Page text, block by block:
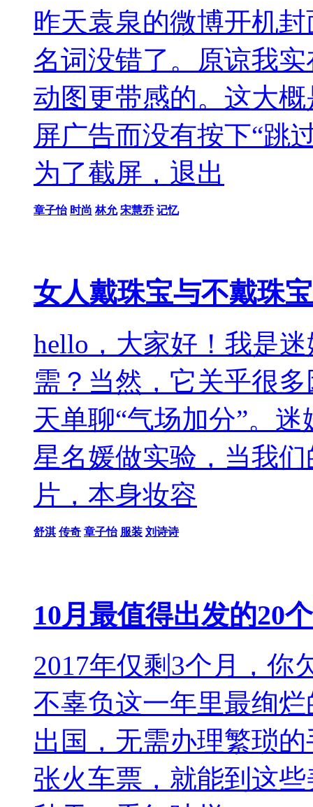
昨天袁泉的微博开机
名词没错了。原谅我
动图更带感的。这大
屏广告而没有按下“跳
为了截屏，退出
章子怡 时尚 林允 宋慧乔 记忆
女人戴珠宝与不戴珠
hello，大家好！我是
需？当然，它关乎很
天单聊“气场加分”。
星名媛做实验，当我
片，本身妆容
舒淇 传奇 章子怡 服装 刘诗诗
10月最值得出发的20
2017年仅剩3个月，你
不辜负这一年里最绚
出国，无需办理繁琐
张火车票，就能到这